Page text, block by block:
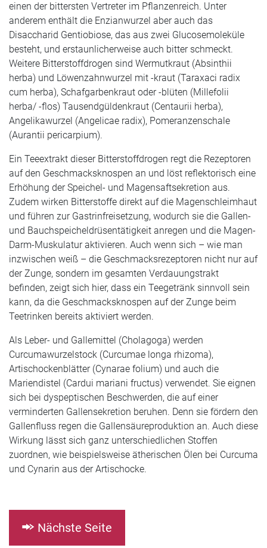
einen der bittersten Vertreter im Pflanzenreich. Unter
anderem enthält die Enzianwurzel aber auch das
Disaccharid Gentiobiose, das aus zwei Glucosemoleküle
besteht, und erstaunlicherweise auch bitter schmeckt.
Weitere Bitterstoffdrogen sind Wermutkraut (Absinthii
herba) und Löwenzahnwurzel mit -kraut (Taraxaci radix
cum herba), Schafgarbenkraut oder -blüten (Millefolii
herba/ -flos) Tausendgüldenkraut (Centaurii herba),
Angelikawurzel (Angelicae radix), Pomeranzenschale
(Aurantii pericarpium).
Ein Teeextrakt dieser Bitterstoffdrogen regt die Rezeptoren
auf den Geschmacksknospen an und löst reflektorisch eine
Erhöhung der Speichel- und Magensaftsekretion aus.
Zudem wirken Bitterstoffe direkt auf die Magenschleimhaut
und führen zur Gastrinfreisetzung, wodurch sie die Gallen-
und Bauchspeicheldrüsentätigkeit anregen und die Magen-
Darm-Muskulatur aktivieren. Auch wenn sich – wie man
inzwischen weiß – die Geschmacksrezeptoren nicht nur auf
der Zunge, sondern im gesamten Verdauungstrakt
befinden, zeigt sich hier, dass ein Teegetränk sinnvoll sein
kann, da die Geschmacksknospen auf der Zunge beim
Teetrinken bereits aktiviert werden.
Als Leber- und Gallemittel (Cholagoga) werden
Curcumawurzelstock (Curcumae longa rhizoma),
Artischockenblätter (Cynarae folium) und auch die
Mariendistel (Cardui mariani fructus) verwendet. Sie eignen
sich bei dyspeptischen Beschwerden, die auf einer
verminderten Gallensekretion beruhen. Denn sie fördern den
Gallenfluss regen die Gallensäureproduktion an. Auch diese
Wirkung lässt sich ganz unterschiedlichen Stoffen
zuordnen, wie beispielsweise ätherischen Ölen bei Curcuma
und Cynarin aus der Artischocke.
Nächste Seite